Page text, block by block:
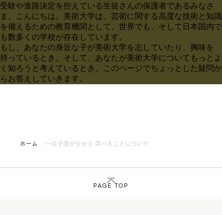
受験や進路決定を控えている生徒さんの保護者であるみなさ
ま、こんにちは。美術大学は、芸術に関する高度な技術と知識
を備えるための教育機関として、世界でも、そして日本国内で
も数多くの学校が存在しています。
もし、あなたの身近な子が美術大学を志していたり、興味を
持っているとき。そして、あなたが美術大学についてもっとよ
く知ろうと考えているとき。このページでちょっとした疑問か
らお答えしていきます。
ホーム 女子美が分かる 学べることについて
PAGE TOP